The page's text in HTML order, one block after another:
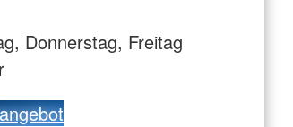
Donnerstag, Freitag